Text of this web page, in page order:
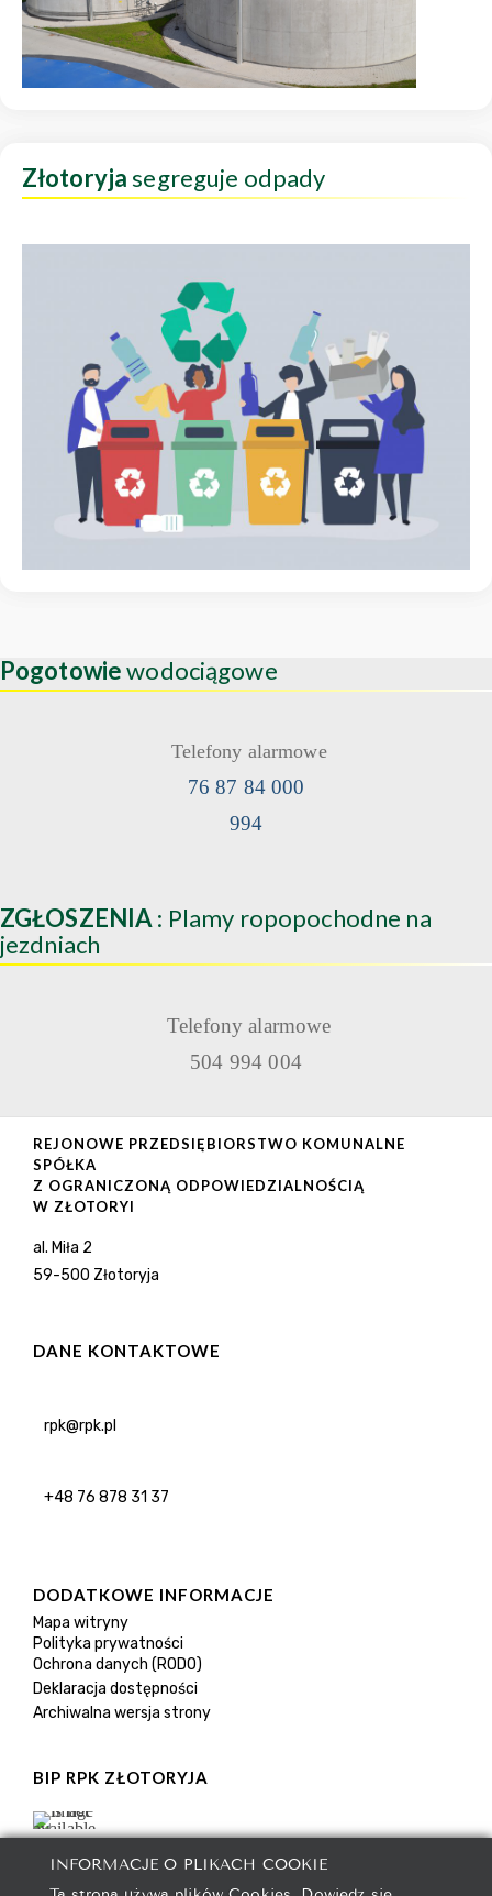
Złotoryjasegreguje odpady
Pogotowiewodociągowe
Telefony alarmowe
76 87 84 000
994
ZGŁOSZENIA : Plamy ropopochodne na
jezdniach
Telefony alarmowe
504 994 004
REJONOWE PRZEDSIĘBIORSTWO KOMUNALNE
SPÓŁKA
Z OGRANICZONĄ ODPOWIEDZIALNOŚCIĄ
W ZŁOTORYI
al. Miła 2
59-500 Złotoryja
DANE KONTAKTOWE
rpk@rpk.pl
+48 76 878 31 37
DODATKOWE INFORMACJE
Mapa witryny
Polityka prywatności
Ochrona danych (RODO)
Deklaracja dostępności
Archiwalna wersja strony
BIP RPK ZŁOTORYJA
INFORMACJE O PLIKACH COOKIE